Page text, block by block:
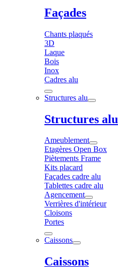
Façades
Chants plaqués
3D
Laque
Bois
Inox
Cadres alu
Structures alu
Structures alu
Ameublement
Etagères Open Box
Piètements Frame
Kits placard
Façades cadre alu
Tablettes cadre alu
Agencement
Verrières d'intérieur
Cloisons
Portes
Caissons
Caissons